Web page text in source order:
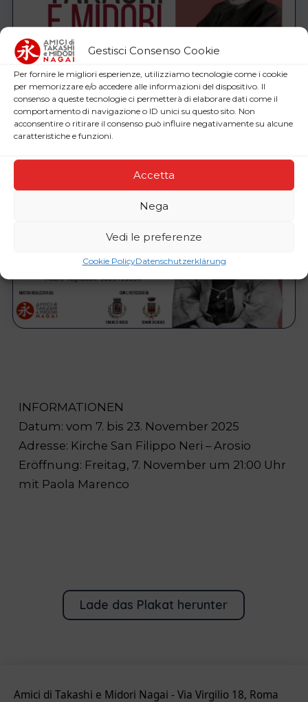
Gestisci Consenso Cookie
Per fornire le migliori esperienze, utilizziamo tecnologie come i cookie
per memorizzare e/o accedere alle informazioni del dispositivo. Il
consenso a queste tecnologie ci permetterà di elaborare dati come il
comportamento di navigazione o ID unici su questo sito. Non
acconsentire o ritirare il consenso può influire negativamente su alcune
caratteristiche e funzioni.
Accetta
Nega
Vedi le preferenze
Cookie PolicyDatenschutzerklärung
INFORMATIONEN
Datum: vom 7. bis 23. November 2025
Adresse: Kirche San Filippo Neri – Arosio
Eröffnung: Freitag, 7. November um 21:00 Uhr
mit Paola Marenco
Lade das Plakat herunter
Amici di Takashi e Midori Nagai - Via Virgilio 18, Roma